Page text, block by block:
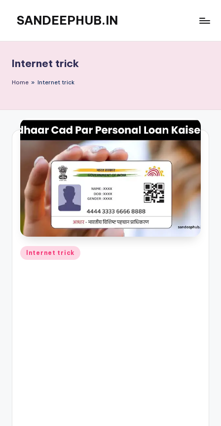
content
SANDEEPHUB.IN
Internet trick
Home » Internet trick
Posted
in
Internet trick